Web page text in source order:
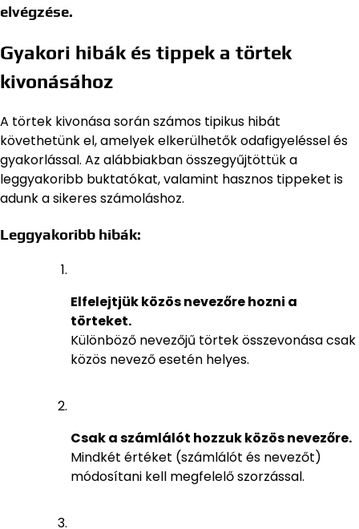
elvégzése.
Gyakori hibák és tippek a törtek
kivonásához
A törtek kivonása során számos tipikus hibát
követhetünk el, amelyek elkerülhetők odafigyeléssel és
gyakorlással. Az alábbiakban összegyűjtöttük a
leggyakoribb buktatókat, valamint hasznos tippeket is
adunk a sikeres számoláshoz.
Leggyakoribb hibák:
Elfelejtjük közös nevezőre hozni a
törteket.
Különböző nevezőjű törtek összevonása csak
közös nevező esetén helyes.
Csak a számlálót hozzuk közös nevezőre.
Mindkét értéket (számlálót és nevezőt)
módosítani kell megfelelő szorzással.